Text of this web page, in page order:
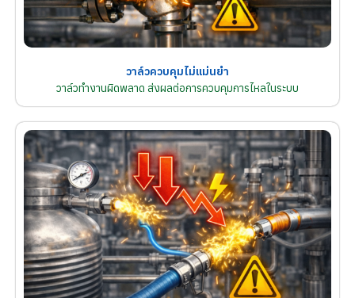
วาล์วควบคุมไม่แม่นยำ
วาล์วทำงานผิดพลาด ส่งผลต่อการควบคุมการไหลในระบบ